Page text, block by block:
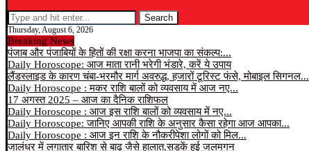
Search
Thursday, August 6, 2026
Breaking News
पंजाब और पंजाबियों के हितों की रक्षा करना भाजपा का संकल्प:...
Daily Horoscope: आज माता रानी भरेगी भंडारे, करें ये उपाय
लैंडस्लाइड के कारण चंबा-भरमौर मार्ग अवरुद्ध, हजारों टूरिस्ट फंसे, मोबाइल सिगनल...
Daily Horoscope : मकर राशि बालों को व्यवसाय में आज नए...
17 अगस्त 2025 – आज का दैनिक राशिफल
Daily Horoscope : आज इस राशि बालों को व्यवसाय में नए...
Daily Horoscope: जानिए आपकी राशि के अनुसार कैसा रहेगा आज आपका...
Daily Horoscope : आज इन राशि के नौकरीपेशा लोगों को मिल...
जालंधर में लगातार बारिश से बाढ़ जैसे हालात,सड़कें हुई जलमगन